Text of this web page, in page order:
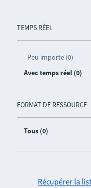
TEMPS RÉEL
Peu importe (0)
Avec temps réel (0)
FORMAT DE RESSOURCE
Tous (0)
Récupérer la